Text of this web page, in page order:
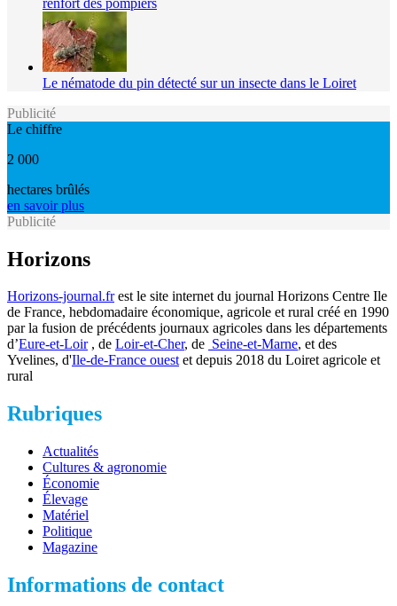
Le nématode du pin détecté sur un insecte dans le Loiret
Publicité
Le chiffre
2 000
hectares brûlés
en savoir plus
Publicité
Horizons
Horizons-journal.frest le site internet du journal Horizons Centre Ile
de France, hebdomadaire économique, agricole et rural créé en 1990
par la fusion de précédents journaux agricoles dans les départements
d’Eure-et-Loir, de Loir-et-Cher, de Seine-et-Marne, et des
Yvelines, d'Ile-de-France ouestet depuis 2018 du Loiret agricole et
rural
Rubriques
Actualités
Cultures & agronomie
Économie
Élevage
Matériel
Politique
Magazine
Informations de contact